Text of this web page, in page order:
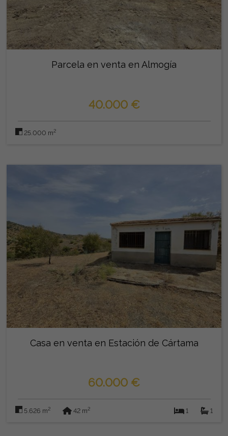
Parcela en venta en Almogía
40.000 €
25.000 m2
Casa en venta en Estación de Cártama
60.000 €
5.626 m2 42 m2 1 1